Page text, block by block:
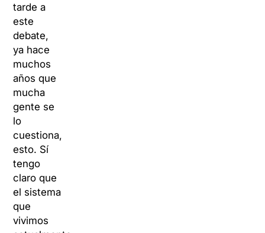
tarde a
este
debate,
ya hace
muchos
años que
mucha
gente se
lo
cuestiona,
esto. Sí
tengo
claro que
el sistema
que
vivimos